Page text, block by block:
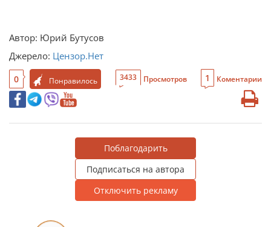
Автор: Юрий Бутусов
Джерело: Цензор.Нет
0 Понравилось 3433 Просмотров 1 Коментарии
Поблагодарить
Подписаться на автора
Отключить рекламу